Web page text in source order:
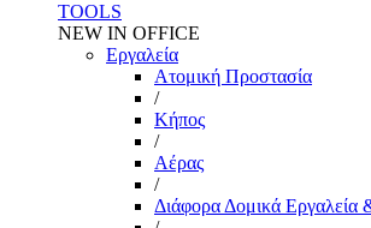
TOOLS
NEW IN OFFICE
Εργαλεία
Aτομική Προστασία
/
Kήπος
/
Αέρας
/
Διάφορα Δομικά